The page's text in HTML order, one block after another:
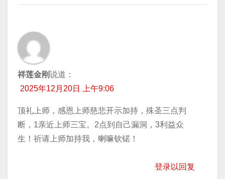
祥莲金刚说道：
2025年12月20日 上午9:06
顶礼上师，感恩上师慈悲开示加持，殊圣三点判
断，1亲近上师三宝。2点到自己漏洞，3利益众
生！祈请上师加持我，喇嘛钦锘！
登录以回复